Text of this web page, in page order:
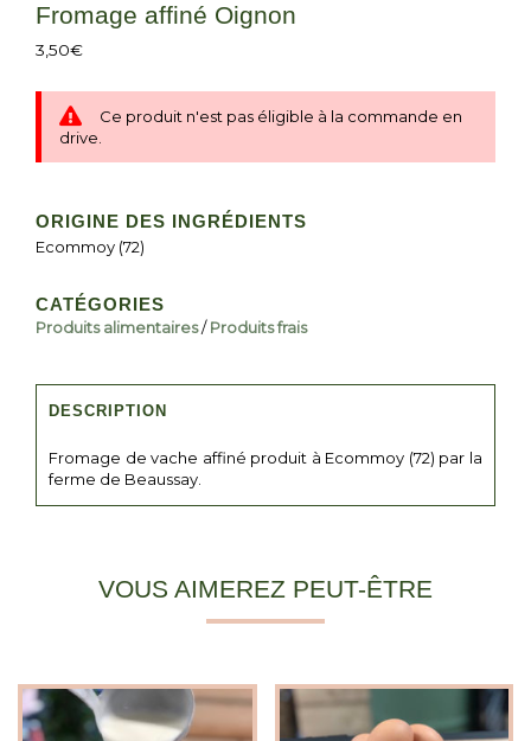
Fromage affiné Oignon
3,50€
Ce produit n'est pas éligible à la commande en
drive.
ORIGINE DES INGRÉDIENTS
Ecommoy (72)
CATÉGORIES
Produits alimentaires/Produits frais
DESCRIPTION
Fromage de vache affiné produit à Ecommoy (72) par la
ferme de Beaussay.
VOUS AIMEREZ PEUT-ÊTRE